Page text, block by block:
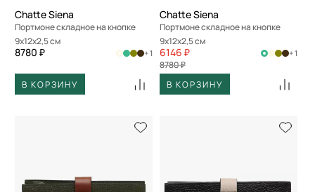
Chatte Siena
Портмоне складное на кнопке
9x12x2,5 см
8780 ₽ + 1
В КОРЗИНУ
Chatte Siena
Портмоне складное на кнопке
9x12x2,5 см
6146 ₽
8780 ₽
+ 1
В КОРЗИНУ